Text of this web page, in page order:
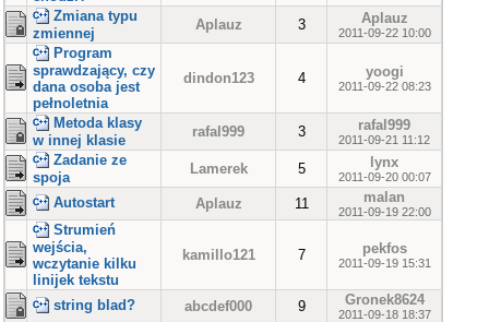
Zmiana typu
zmiennej
Aplauz 3 Aplauz
2011-09-22 10:00
Program
sprawdzający, czy
dana osoba jest
pełnoletnia
dindon123 4 yoogi
2011-09-22 08:23
Metoda klasy
w innej klasie
rafal999 3 rafal999
2011-09-21 11:12
Zadanie ze
spoja
Lamerek 5 lynx
2011-09-20 00:07
Autostart Aplauz 11 malan
2011-09-19 22:00
Strumień
wejścia,
wczytanie kilku
linijek tekstu
kamillo121 7 pekfos
2011-09-19 15:31
string blad? abcdef000 9 Gronek8624
2011-09-18 18:37